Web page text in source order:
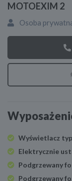
MOTOEXIM 2
Osoba
Wyświetlacz
Elektrycznie
Podgrzewany
Podgrzewany